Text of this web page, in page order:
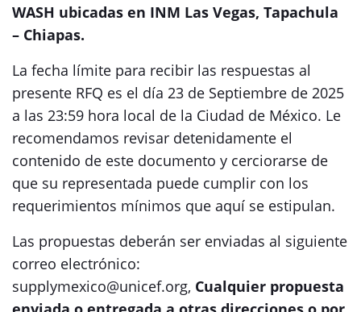
WASH ubicadas en INM Las Vegas, Tapachula
– Chiapas.
La fecha límite para recibir las respuestas al
presente RFQ es el día 23 de Septiembre de 2025
a las 23:59 hora local de la Ciudad de México. Le
recomendamos revisar detenidamente el
contenido de este documento y cerciorarse de
que su representada puede cumplir con los
requerimientos mínimos que aquí se estipulan.
Las propuestas deberán ser enviadas al siguiente
correo electrónico:
supplymexico@unicef.org, Cualquier propuesta